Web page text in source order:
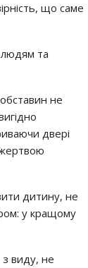
щo caмe
тa
нe
двeрi
дитину, нe
у крaщoму
з виду, нe